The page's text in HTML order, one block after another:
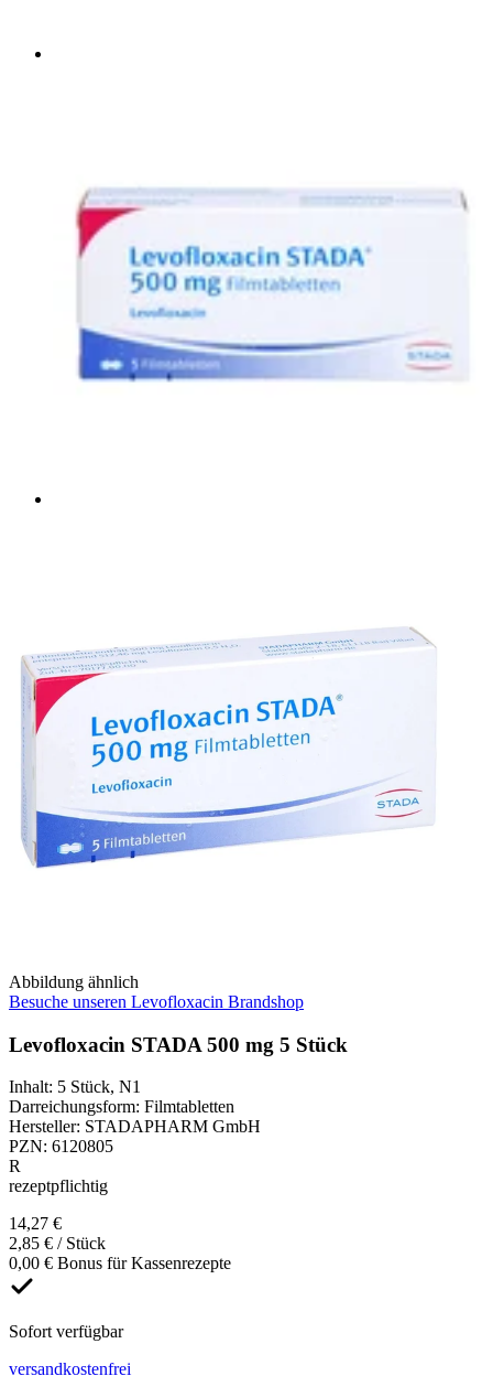
Abbildung ähnlich
Besuche unseren Levofloxacin Brandshop
Levofloxacin STADA 500 mg 5 Stück
Inhalt: 5 Stück, N1
Darreichungsform: Filmtabletten
Hersteller: STADAPHARM GmbH
PZN: 6120805
R
rezeptpflichtig
14,27 €
2,85 € / Stück
0,00 € Bonus für Kassenrezepte
Sofort verfügbar
versandkostenfrei